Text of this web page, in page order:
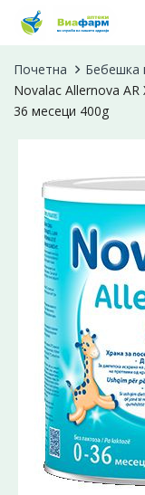
Почетна Бебешка
Novalac Allernova
36 месеци 400g